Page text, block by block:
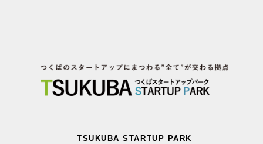
TSUKUBA STARTUP PARK